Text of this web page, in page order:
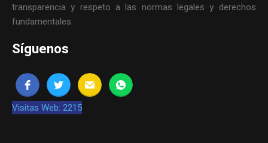
transparencia y respeto a las normas legales y derechos
fundamentales.
Síguenos
Visitas Web: 2215